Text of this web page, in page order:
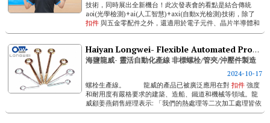
技術，同時展出全新機台！此次發表會的看點是結合傳統
aoi(光學檢測)+ai(人工智慧)+axi(自動x光檢測)技術，除了
扣件與五金零配件之外，還適用於電子元件、晶片半導體和
藥錠等跨領域的檢測。發表會吸引了200多人前來觀看實機
Haiyan Longwei- Flexible Automated Production & Non-standard Bolts/ Pipe Clamps/ Stamping Parts Manufacture
海鹽龍威- 靈活自動化產線 非標螺栓/管夾/沖壓件製造
2024-10-17
螺栓生產線。 龍威的產品已被廣泛應用在對 扣件強度
和耐用度有嚴格要求的建築、造船、鐵道和機械等領域。龍
威顧姜燕銷售經理表示: 「我們的熱處理等二次加工處理皆依
國際標準...